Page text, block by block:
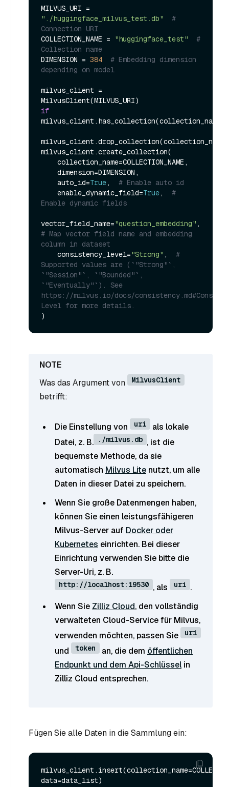
"./huggingface_milvus_test.db"
#
Connection URI
COLLECTION_NAME =
"huggingface_test"
#
Collection name
DIMENSION = 384
# Embedding dimension
depending on model
milvus_client =
if
milvus_client.create_collection(
    auto_id=
True, # Enable auto id
    enable_dynamic_field=
True, #
Enable dynamic fields
vector_field_name="question_embedding"
# Map vector field name and embedding
column in dataset
    consistency_level=
"Strong" , #
Supported values are (`"Strong"`,
`"Session"`, `"Bounded"`,
`"Eventually"`). See
https://milvus.io/docs/
Level for more details.
Was das Argument von MilvusClient
betrifft:
Die Einstellung von uri
als lokale
Datei, z. B.
./milvus.db , ist die
bequemste Methode, da sie
automatisch Milvus Lite nutzt, um alle
Daten in dieser Datei zu speichern.
Wenn Sie große Datenmengen haben,
können Sie einen leistungsfähigeren
Milvus-Server auf Docker oder
Kubernetes einrichten. Bei dieser
Einrichtung verwenden Sie bitte die
Server-Uri, z. B.
http://localhost:19530 , als uri .
Wenn Sie Zilliz Cloud, den vollständig
verwalteten Cloud-Service für Milvus,
verwenden möchten, passen Sie
uri
und token an, die dem öffentlichen
Endpunkt und dem Api-Schlüssel in
Zilliz Cloud entsprechen.
Fügen Sie alle Daten in die Sammlung ein: